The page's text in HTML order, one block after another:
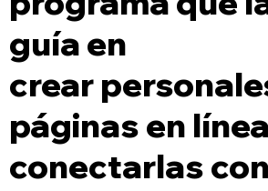
guía en
crear
páginas en
conectarlas con